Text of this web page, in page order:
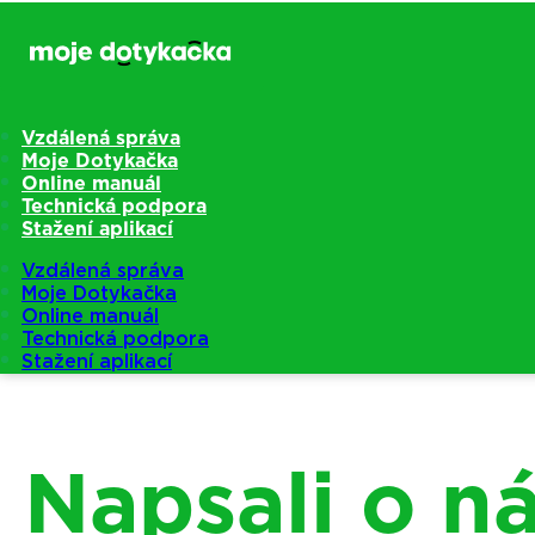
Vzdálená správa
Moje Dotykačka
Online manuál
Technická podpora
Stažení aplikací
Vzdálená správa
Moje Dotykačka
Online manuál
Technická podpora
Stažení aplikací
Napsali o